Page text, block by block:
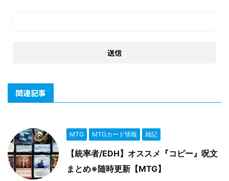
関連記事
MTG MTGカード情報 雑記
【統率者/EDH】オススメ『コピー』呪文
まとめ※随時更新【MTG】